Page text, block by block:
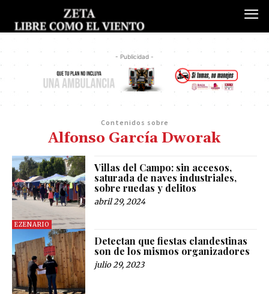
- Publicidad -
Contenidos sobre
Alfonso García Dworak
EZENARIO
Villas del Campo: sin accesos,
saturada de naves industriales,
sobre ruedas y delitos
abril 29, 2024
Detectan que fiestas clandestinas
son de los mismos organizadores
julio 29, 2023